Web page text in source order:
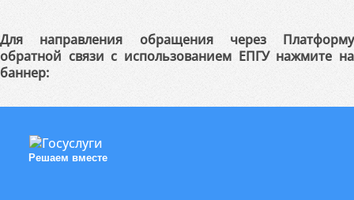
Для направления обращения через Платформу
обратной связи с использованием ЕПГУ нажмите на
баннер:
Решаем вместе